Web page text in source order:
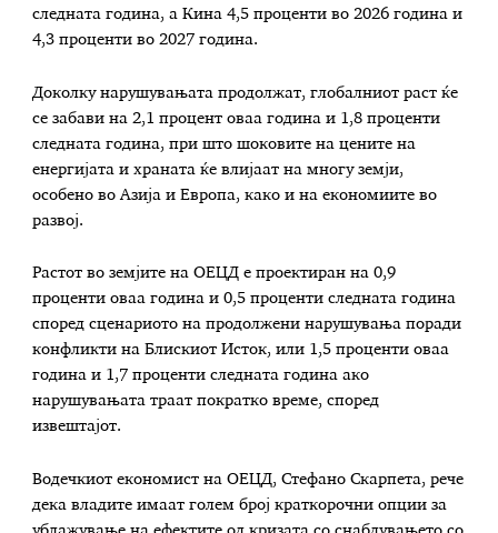
следната година, а Кина 4,5 проценти во 2026 година и
4,3 проценти во 2027 година.
Доколку нарушувањата продолжат, глобалниот раст ќе
се забави на 2,1 процент оваа година и 1,8 проценти
следната година, при што шоковите на цените на
енергијата и храната ќе влијаат на многу земји,
особено во Азија и Европа, како и на економиите во
развој.
Растот во земјите на ОЕЦД е проектиран на 0,9
проценти оваа година и 0,5 проценти следната година
според сценариото на продолжени нарушувања поради
конфликти на Блискиот Исток, или 1,5 проценти оваа
година и 1,7 проценти следната година ако
нарушувањата траат пократко време, според
извештајот.
Водечкиот економист на ОЕЦД, Стефано Скарпета, рече
дека владите имаат голем број краткорочни опции за